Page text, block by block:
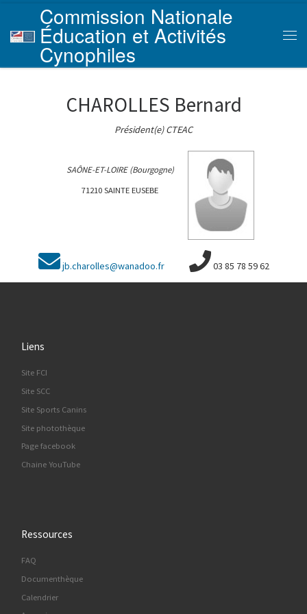
Skip to content
Commission Nationale
Éducation et Activités
Cynophiles
CHAROLLES Bernard
Président(e) CTEAC
SAÔNE-ET-LOIRE (Bourgogne)
71210 SAINTE EUSEBE
jb.charolles@wanadoo.fr 03 85 78 59 62
Liens
Site FCI
Site SCC
Site Sports Canins
Site photothèque
Page facebook
Chaine YouTube
Ressources
FAQ
Documenthèque
Calendrier